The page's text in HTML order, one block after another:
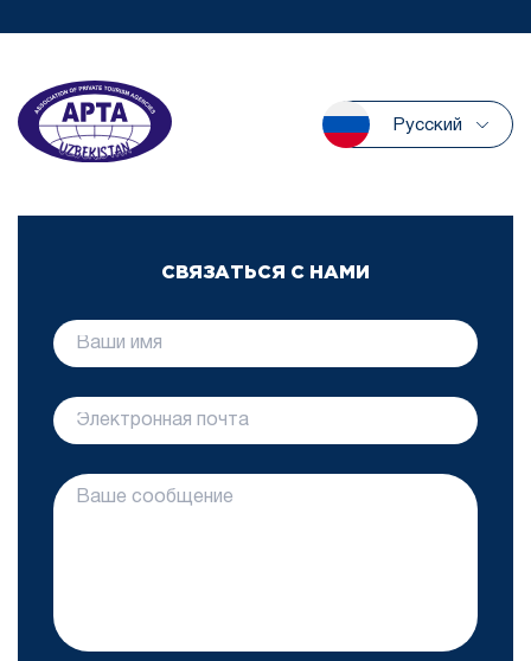
Русский
СВЯЗАТЬСЯ С НАМИ